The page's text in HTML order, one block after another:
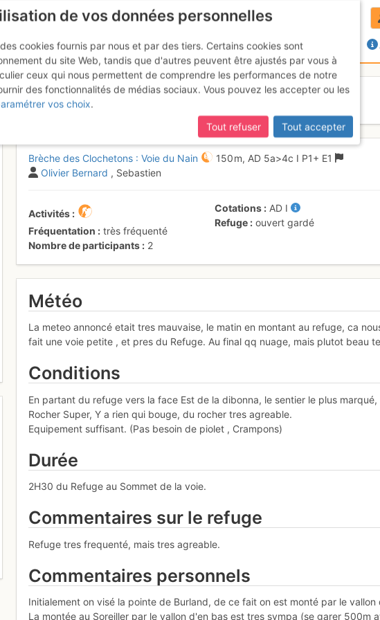
: Voie du Nain
Brèche des Clochetons : Voie du Nain 150 m, AD 5a>4c I P1+ E1
Olivier Bernard , Sebastien
Activités
Fréquentation
très fréquenté
Nombre de participants
2
Cotations AD I
Refuge
ouvert gardé
Météo
La meteo annoncé etait tres mauvaise, le matin en montant au refuge, ca
fait une voie petite , et pres du Refuge. Au final qq nuage, mais plutot beau
Conditions
En partant du refuge vers la face Est de la dibonna, le sentier le plus
Rocher Super, Y a rien qui bouge, du rocher tres agreable.
Equipement suffisant. (Pas besoin de piolet , Crampons)
Durée
2H30 du Refuge au Sommet de la voie.
Commentaires sur le refuge
Refuge tres frequenté, mais tres agreable.
Commentaires personnels
Initialement on visé la pointe de Burland, de ce fait on est monté par le vallon
La montée au Soreiller par le vallon d'en bas est tres sympa (se garer 500m
de vos données personnelles
cookies fournis par nous et par des tiers. Certains cookies sont
du site Web, tandis que d'autres peuvent être ajustés par vous à
ceux qui nous permettent de comprendre les performances de notre
des fonctionnalités de médias sociaux. Vous pouvez les accepter ou les
vos choix.
Tout refuser
Tout accepter